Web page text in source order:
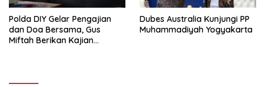
Polda DIY Gelar Pengajian
dan Doa Bersama, Gus
Miftah Berikan Kajian
Dubes Australia Kunjungi PP
Muhammadiyah Yogyakarta